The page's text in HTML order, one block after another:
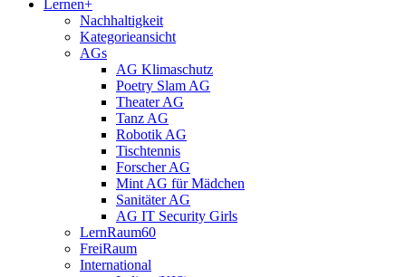
Lernen+
Nachhaltigkeit
Kategorieansicht
AGs
AG Klimaschutz
Poetry Slam AG
Theater AG
Tanz AG
Robotik AG
Tischtennis
Forscher AG
Mint AG für Mädchen
Sanitäter AG
AG IT Security Girls
LernRaum60
FreiRaum
International